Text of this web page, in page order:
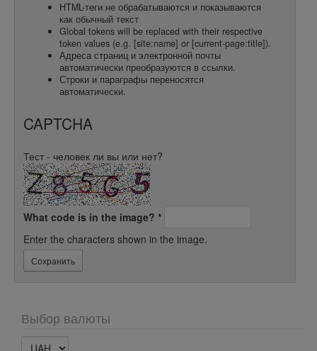
HTML-теги не обрабатываются и показываются
как обычный текст
Global tokens will be replaced with their respective
token values (e.g. [site:name] or [current-page:title]).
Адреса страниц и электронной почты
автоматически преобразуются в ссылки.
Строки и параграфы переносятся
автоматически.
CAPTCHA
Тест - человек ли вы или нет?
What code is in the image? *
Enter the characters shown in the image.
Выбор валюты